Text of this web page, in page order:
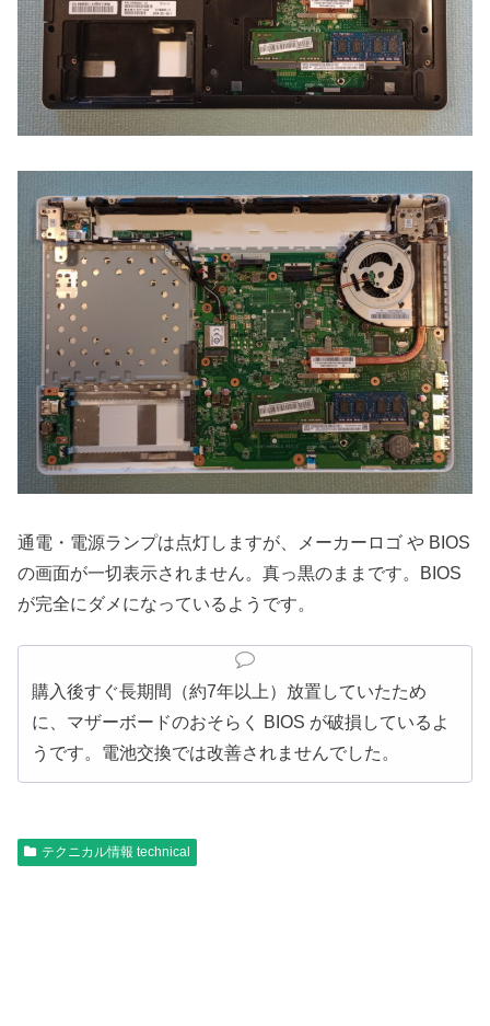
通電・電源ランプは点灯しますが、メーカーロゴ や BIOS
の画面が一切表示されません。真っ黒のままです。BIOS
が完全にダメになっているようです。
購入後すぐ長期間（約7年以上）放置していたため
に、マザーボードのおそらく BIOS が破損しているよ
うです。電池交換では改善されませんでした。
テクニカル情報 technical